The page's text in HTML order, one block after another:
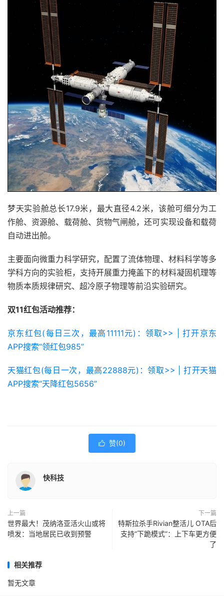
梦天实验舱总长17.9米，最大直径4.2米，该舱可细分为工
作舱、资源舱、载荷舱、货物气闸舱，还可实现设备和载荷
自动进出舱。
主要面向微重力科学研究，配置了流体物理、材料科学等多
学科方向的实验柜，支持开展重力掩盖下的材料凝固机理等
物质本质规律研究、超冷原子物理等前沿实验研究。
双11红包活动推荐：
京东红包(每日三次，最高11111元)：领取>> | 打开京东
APP搜索“领红包985”
天猫红包(每日一次，最高22888元)：领取>> | 打开天猫
APP搜索“天降红包5656”
 赞(0)
快科技
上一篇
世界最大！茂纳洛亚活火山或将
喷发：当地居民已收到预警
下一篇
特斯拉杀手Rivian整活儿 OTA后
支持“下跪模式”：上下车更方便
了
相关推荐
暂无文章